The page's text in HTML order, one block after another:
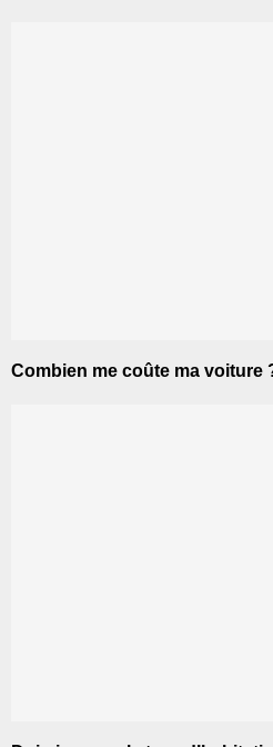
Combien me coûte ma voiture